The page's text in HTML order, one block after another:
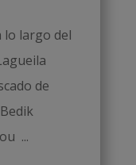
lo largo del
de
...